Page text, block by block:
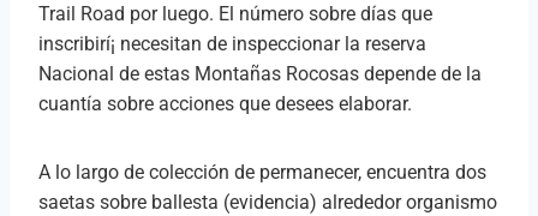
Trail Road por luego. El número sobre días que
inscribirí¡ necesitan de inspeccionar la reserva
Nacional de estas Montañas Rocosas depende de la
cuantía sobre acciones que desees elaborar.
A lo largo de colección de permanecer, encuentra dos
saetas sobre ballesta (evidencia) alrededor organismo